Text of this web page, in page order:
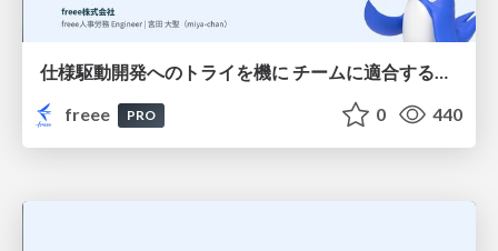
仕様駆動開発へのトライを機に チームに適合する手法を模索し続けている話
freee
PRO 0 440